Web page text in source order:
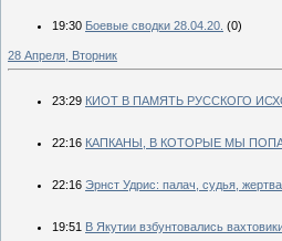
19:30 Боевые сводки 28.04.20. (0)
28 Апреля, Вторник
23:29 КИОТ В ПАМЯТЬ РУССКОГО
22:16 КАПКАНЫ, В КОТОРЫЕ МЫ
22:16 Эрнст Удрис: палач, судья, жертва
19:51 В Якутии взбунтовались